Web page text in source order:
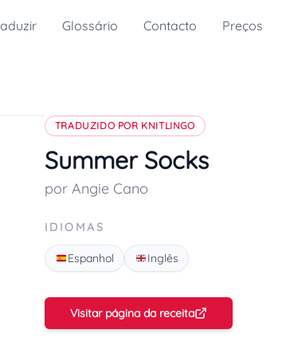
Glossário Contacto Preços
TRADUZIDO POR KNITLINGO
Summer Socks
por Angie Cano
IDIOMAS
Espanhol Inglês
Visitar página da receita